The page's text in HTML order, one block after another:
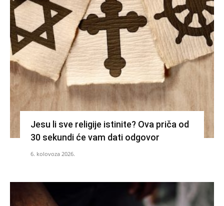
Jesu li sve religije istinite? Ova priča od
30 sekundi će vam dati odgovor
6. kolovoza 2026.